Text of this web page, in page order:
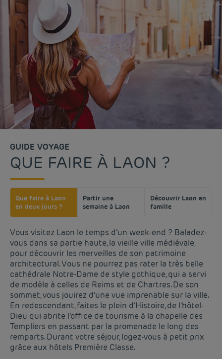
GUIDE VOYAGE
QUE FAIRE À LAON ?
Que faire à Laon
en deux jours ?
Partir une
semaine à Laon
Découvrir Laon en
famille
Vous visitez Laon le temps d’un week-end ? Baladez-
vous dans sa partie haute, la vieille ville médiévale,
pour découvrir les merveilles de son patrimoine
architectural. Vous ne pourrez pas rater la très belle
cathédrale Notre-Dame de style gothique, qui a servi
de modèle à celles de Reims et de Chartres. De son
sommet, vous jouirez d’une vue imprenable sur la ville.
En redescendant, faites le plein d’Histoire, de l'hôtel-
Dieu qui abrite l’office de tourisme à la chapelle des
Templiers en passant par la promenade le long des
remparts. Durant votre séjour, logez-vous à petit prix
grâce aux hôtels Première Classe.